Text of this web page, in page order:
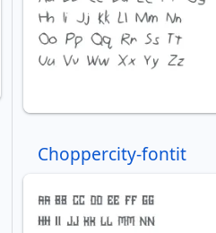
Choppercity-fontit